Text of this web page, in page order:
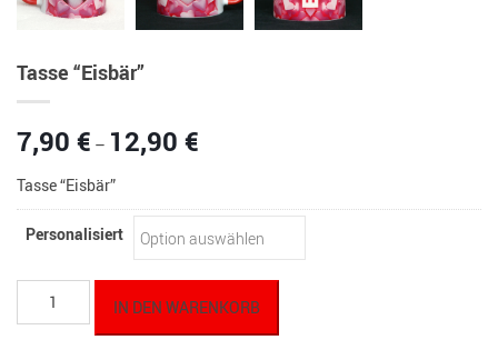
Tasse “Eisbär”
7,90 € – 12,90 €
12,90 €
Tasse “Eisbär”
Personalisiert
Tasse
IN DEN WARENKORB